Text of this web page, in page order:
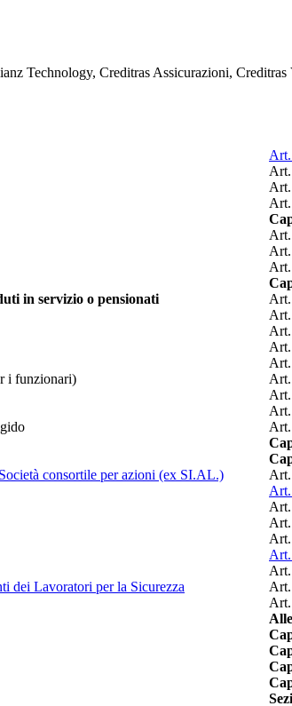
Technology, Creditras Assicurazioni,
in servizio o pensionati
i funzionari)
consortile per azioni (ex SI.AL.)
dei Lavoratori per la Sicurezza
Art.
Art.